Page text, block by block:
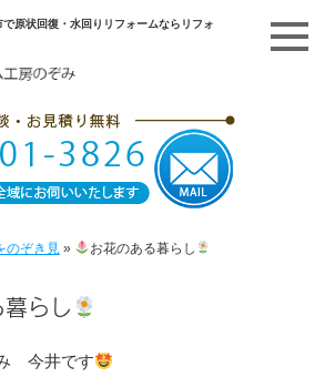
で原状回復・水回りリフォームならリフォ
のぞき見 » お花のある暮らし
らし
今井です